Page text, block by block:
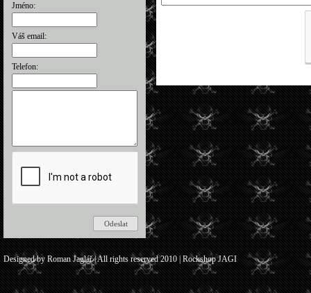
Jméno:
Váš email:
Telefon:
Designed by Roman Jaglář | All rights reserved 2010 | Rockshop JAGI